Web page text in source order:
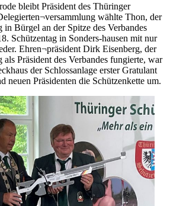
bleibt Präsident des Thüringer
wählte Thon, der
in Bürgel an der Spitze des Verbandes
Schützentag in Sonders-hausen mit nur
Ehren¬präsident Dirk Eisenberg, der
Präsident des Verbandes fungierte, war
der Schlossanlage erster Gratulant
neuen Präsidenten die Schützenkette um.